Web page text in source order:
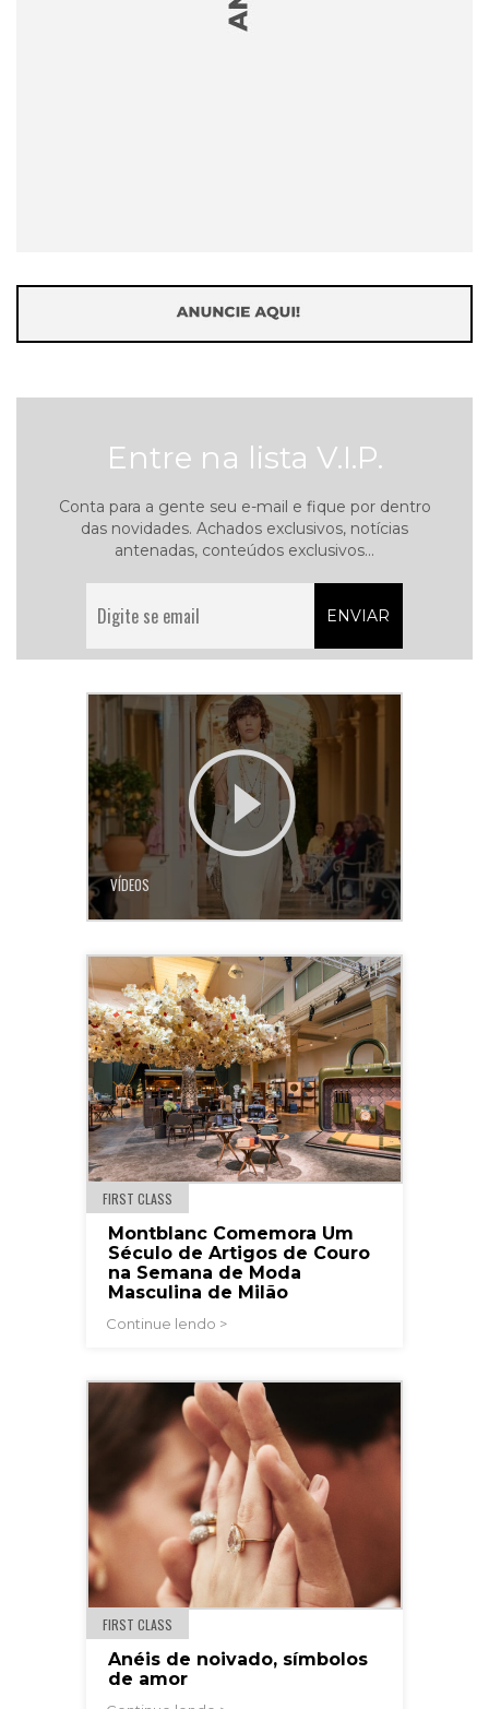
Entre na lista V.I.P.
Conta para a gente seu e-mail e fique por dentro
das novidades. Achados exclusivos, notícias
antenadas, conteúdos exclusivos...
VÍDEOS
FIRST CLASS
Montblanc Comemora Um
Século de Artigos de Couro
na Semana de Moda
Masculina de Milão
Continue lendo >
FIRST CLASS
Anéis de noivado, símbolos
de amor